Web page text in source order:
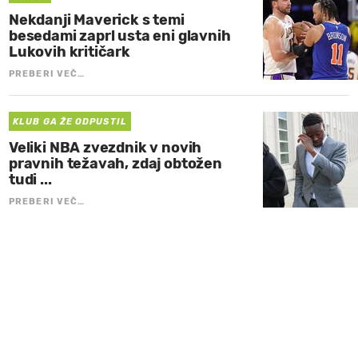
Nekdanji Maverick s temi
besedami zaprl usta eni glavnih
Lukovih kritičark
PREBERI VEČ…
KLUB GA ŽE ODPUSTIL
Veliki NBA zvezdnik v novih
pravnih težavah, zdaj obtožen
tudi ...
PREBERI VEČ…